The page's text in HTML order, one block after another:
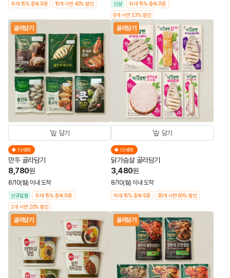
최대 15% 중복쿠폰 10개 사면 40% 할인 신상
최대 15% 중복쿠폰
6개 사면 33% 할인
골라담기
담기
더세페
만두 골라담기
8,780원
8/10(월) 이내 도착
신규입점
최대 15% 중복쿠폰
3개 사면 20% 할인
골라담기
담기
더세페
닭가슴살 골라담기
3,480원
8/10(월) 이내 도착
최대 15% 중복쿠폰 30개 사면 60% 할인
골라담기 골라담기